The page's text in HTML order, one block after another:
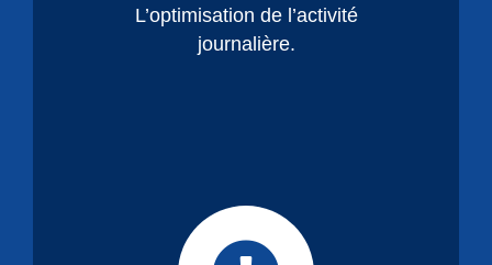
L’optimisation de l’activité
journalière.